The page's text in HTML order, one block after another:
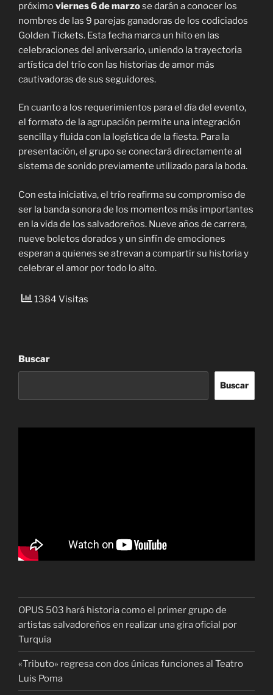
próximoviernes 6 de marzose darán a conocer los
nombres de las 9 parejas ganadoras de los codiciados
Golden Tickets. Esta fecha marca un hito en las
celebraciones del aniversario, uniendo la trayectoria
artística del trío con las historias de amor más
cautivadoras de sus seguidores.
En cuanto a los requerimientos para el día del evento,
el formato de la agrupación permite una integración
sencilla y fluida con la logística de la fiesta. Para la
presentación, el grupo se conectará directamente al
sistema de sonido previamente utilizado para la boda.
Con esta iniciativa, el trío reafirma su compromiso de
ser la banda sonora de los momentos más importantes
en la vida de los salvadoreños. Nueve años de carrera,
nueve boletos dorados y un sinfín de emociones
esperan a quienes se atrevan a compartir su historia y
celebrar el amor por todo lo alto.
1384 Visitas
Buscar
Buscar
OPUS 503 hará historia como el primer grupo de
artistas salvadoreños en realizar una gira oficial por
Turquía
«Tributo» regresa con dos únicas funciones al Teatro
Luis Poma